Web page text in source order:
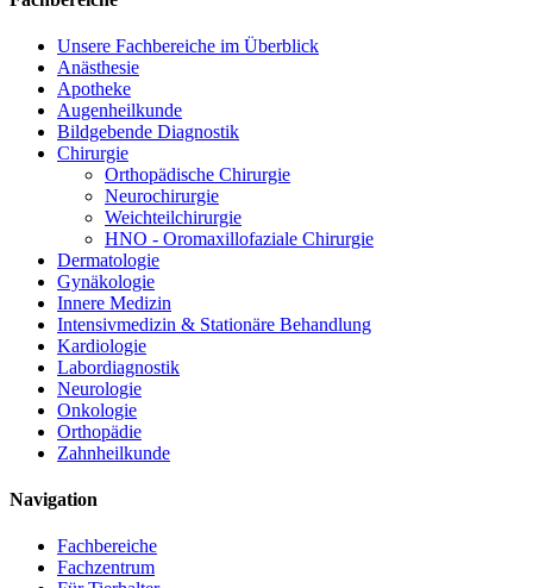
Unsere Fachbereiche im Überblick
Anästhesie
Apotheke
Augenheilkunde
Bildgebende Diagnostik
Chirurgie
Orthopädische Chirurgie
Neurochirurgie
Weichteilchirurgie
HNO - Oromaxillofaziale Chirurgie
Dermatologie
Gynäkologie
Innere Medizin
Intensivmedizin & Stationäre Behandlung
Kardiologie
Labordiagnostik
Neurologie
Onkologie
Orthopädie
Zahnheilkunde
Navigation
Fachbereiche
Fachzentrum